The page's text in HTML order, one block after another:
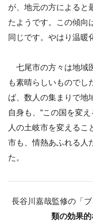
が、地元の方によると
たようです。この傾向
同じです。やはり温暖
七尾市の方々は地域
も素晴らしいものでし
ば、数人の集まりで地
自身も、“この国を変
人の土岐市を変えるこ
市も、情熱あふれる人
た。
長谷川嘉哉監修の「
類の効果